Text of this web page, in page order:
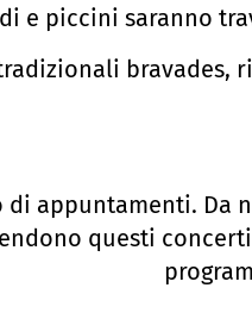
e piccini saranno
bravades,
appuntamenti. Da
questi